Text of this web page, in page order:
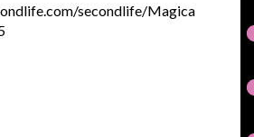
secondlife/Magica